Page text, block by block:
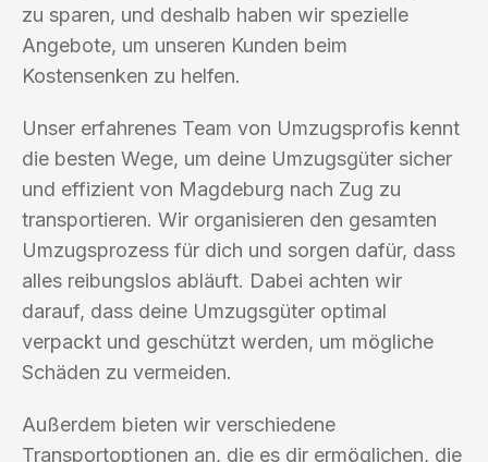
zu sparen, und deshalb haben wir spezielle
Angebote, um unseren Kunden beim
Kostensenken zu helfen.
Unser erfahrenes Team von Umzugsprofis kennt
die besten Wege, um deine Umzugsgüter sicher
und effizient von Magdeburg nach Zug zu
transportieren. Wir organisieren den gesamten
Umzugsprozess für dich und sorgen dafür, dass
alles reibungslos abläuft. Dabei achten wir
darauf, dass deine Umzugsgüter optimal
verpackt und geschützt werden, um mögliche
Schäden zu vermeiden.
Außerdem bieten wir verschiedene
Transportoptionen an, die es dir ermöglichen, die